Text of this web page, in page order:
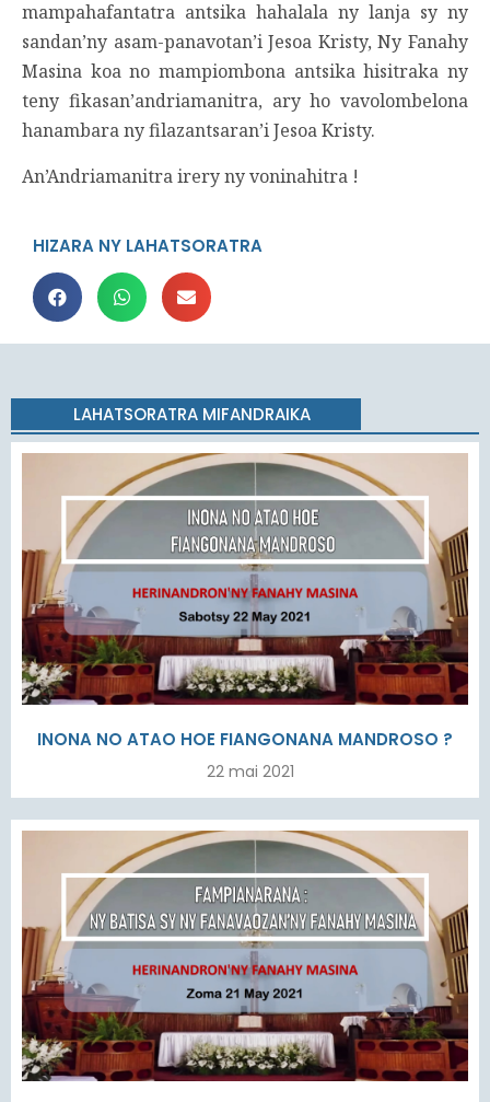
mampahafantatra antsika hahalala ny lanja sy ny
sandan’ny asam-panavotan’i Jesoa Kristy, Ny Fanahy
Masina koa no mampiombona antsika hisitraka ny
teny fikasan’andriamanitra, ary ho vavolombelona
hanambara ny filazantsaran’i Jesoa Kristy.
An’Andriamanitra irery ny voninahitra !
HIZARA NY LAHATSORATRA
LAHATSORATRA MIFANDRAIKA
INONA NO ATAO HOE FIANGONANA MANDROSO ?
22 mai 2021